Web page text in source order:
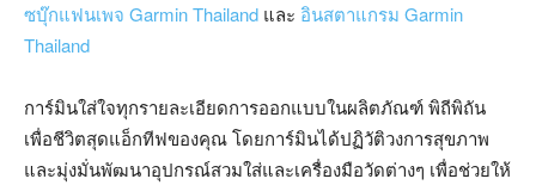
ซบุ๊กแฟนเพจ Garmin Thailand และ อินสตาแกรม Garmin
Thailand
การ์มินใส่ใจทุกรายละเอียดการออกแบบในผลิตภัณฑ์ พิถีพิถัน
เพื่อชีวิตสุดแอ็กทีฟของคุณ โดยการ์มินได้ปฏิวัติวงการสุขภาพ
และมุ่งมั่นพัฒนาอุปกรณ์สวมใส่และเครื่องมือวัดต่างๆ เพื่อช่วยให้